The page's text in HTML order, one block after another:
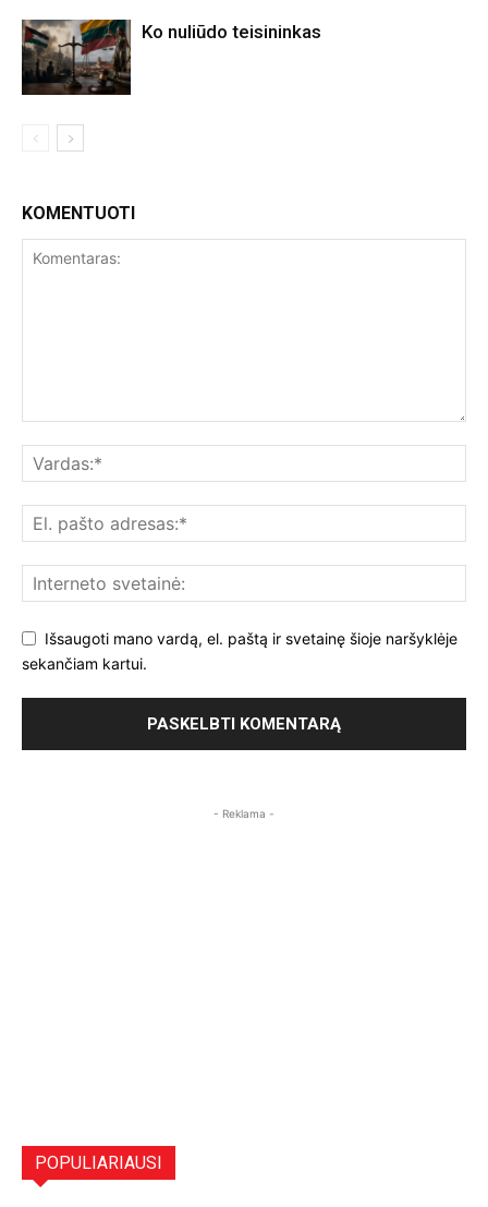
Ko nuliūdo teisininkas
KOMENTUOTI
Išsaugoti mano vardą, el. paštą ir svetainę šioje naršyklėje
sekančiam kartui.
- Reklama -
POPULIARIAUSI